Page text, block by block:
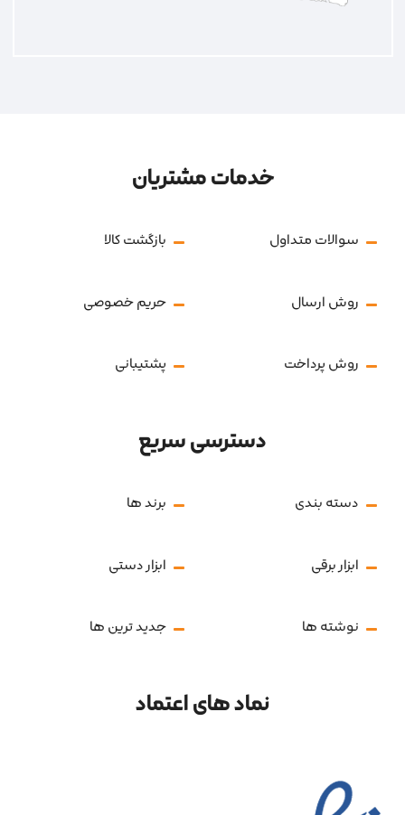
خدمات مشتریان
سوالات متداول بازگشت کالا
روش ارسال حریم خصوصی
روش پرداخت پشتیبانی
دسترسی سریع
دسته بندی برند ها
ابزار برقی ابزار دستی
نوشته ها جدید ترین ها
نماد های اعتماد